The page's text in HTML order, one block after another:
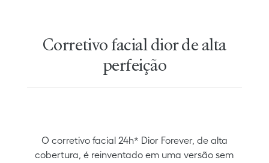
Corretivo facial dior de alta
perfeição
O corretivo facial 24h* Dior Forever, de alta
cobertura, é reinventado em uma versão sem